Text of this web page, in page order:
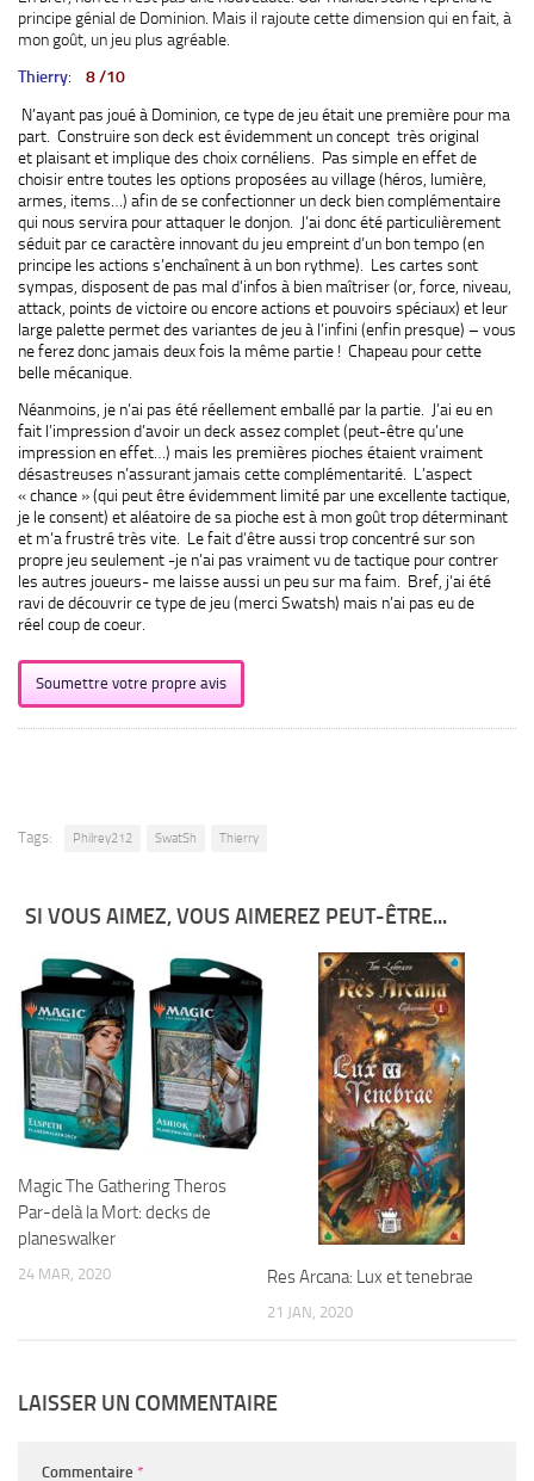
principe génial de Dominion. Mais il rajoute cette dimension qui en fait, à
mon goût, un jeu plus agréable.
Thierry: 8 /10
N’ayant pas joué à Dominion, ce type de jeu était une première pour ma
part. Construire son deck est évidemment un concept très original
et plaisant et implique des choix cornéliens. Pas simple en effet de
choisir entre toutes les options proposées au village (héros, lumière,
armes, items…) afin de se confectionner un deck bien complémentaire
qui nous servira pour attaquer le donjon. J’ai donc été particulièrement
séduit par ce caractère innovant du jeu empreint d’un bon tempo (en
principe les actions s’enchaînent à un bon rythme). Les cartes sont
sympas, disposent de pas mal d’infos à bien maîtriser (or, force, niveau,
attack, points de victoire ou encore actions et pouvoirs spéciaux) et leur
large palette permet des variantes de jeu à l’infini (enfin presque) – vous
ne ferez donc jamais deux fois la même partie ! Chapeau pour cette
belle mécanique.
Néanmoins, je n’ai pas été réellement emballé par la partie. J’ai eu en
fait l’impression d’avoir un deck assez complet (peut-être qu’une
impression en effet…) mais les premières pioches étaient vraiment
désastreuses n’assurant jamais cette complémentarité. L’aspect
« chance » (qui peut être évidemment limité par une excellente tactique,
je le consent) et aléatoire de sa pioche est à mon goût trop déterminant
et m’a frustré très vite. Le fait d’être aussi trop concentré sur son
propre jeu seulement -je n’ai pas vraiment vu de tactique pour contrer
les autres joueurs- me laisse aussi un peu sur ma faim. Bref, j’ai été
ravi de découvrir ce type de jeu (merci Swatsh) mais n’ai pas eu de
réel coup de coeur.
Soumettre votre propre avis
Tags: Philrey212 SwatSh Thierry
SI VOUS AIMEZ, VOUS AIMEREZ PEUT-ÊTRE...
Magic The Gathering Theros
Par-delà la Mort: decks de
planeswalker
24 MAR, 2020 Res Arcana: Lux et tenebrae
21 JAN, 2020
LAISSER UN COMMENTAIRE
Commentaire *